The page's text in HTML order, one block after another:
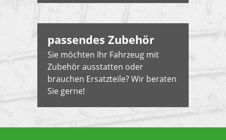
passendes Zubehör
Sie möchten Ihr Fahrzeug mit
Zubehör ausstatten oder
brauchen Ersatzteile? Wir beraten
Sie gerne!